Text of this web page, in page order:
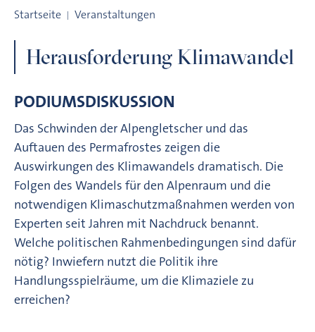
Startseite Veranstaltungen
Herausforderung Klimawandel
PODIUMSDISKUSSION
Das Schwinden der Alpengletscher und das
Auftauen des Permafrostes zeigen die
Auswirkungen des Klimawandels dramatisch. Die
Folgen des Wandels für den Alpenraum und die
notwendigen Klimaschutzmaßnahmen werden von
Experten seit Jahren mit Nachdruck benannt.
Welche politischen Rahmenbedingungen sind dafür
nötig? Inwiefern nutzt die Politik ihre
Handlungsspielräume, um die Klimaziele zu
erreichen?